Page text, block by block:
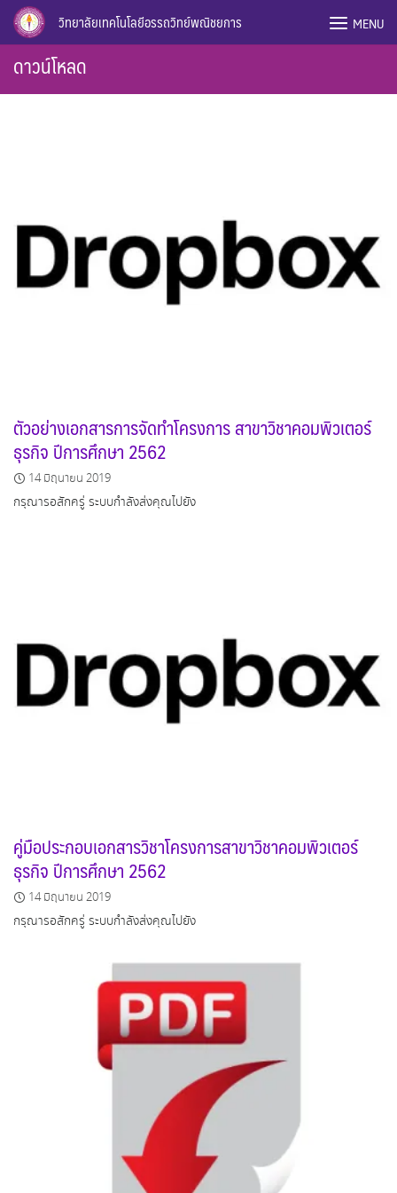
Skip
content
วิทยาลัยเทคโนโลยีอรรถวิทย์พณิชยการ MENU
ดาวน์โหลด
ตัวอย่างเอกสารการจัดทำโครงการ สาขาวิชาคอมพิวเตอร์
ธุรกิจ ปีการศึกษา 2562
14 มิถุนายน 2019
กรุณารอสักครู่ ระบบกำลังส่งคุณไปยัง
คู่มือประกอบเอกสารวิชาโครงการสาขาวิชาคอมพิวเตอร์
ธุรกิจ ปีการศึกษา 2562
14 มิถุนายน 2019
กรุณารอสักครู่ ระบบกำลังส่งคุณไปยัง